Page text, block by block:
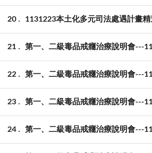
20 1131223本土化多元司法處遇計畫
21 第一、二級毒品戒癮治療說明會---
22 第一、二級毒品戒癮治療說明會---
23 第一、二級毒品戒癮治療說明會---
24 第一、二級毒品戒癮治療說明會---